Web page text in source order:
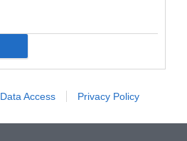
Data Access Privacy Policy